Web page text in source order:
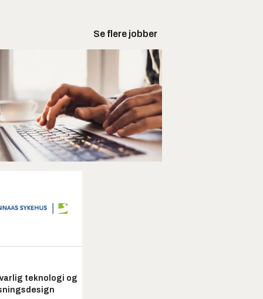
Se flere jobber
teknologi og